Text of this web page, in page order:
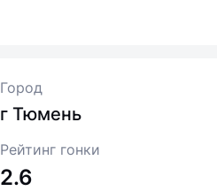
Город
г Тюмень
Рейтинг гонки
2.6